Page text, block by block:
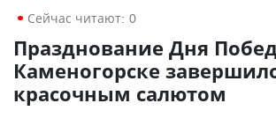
Сейчас читают: 0
Празднование Дня
Каменогорске
красочным салютом